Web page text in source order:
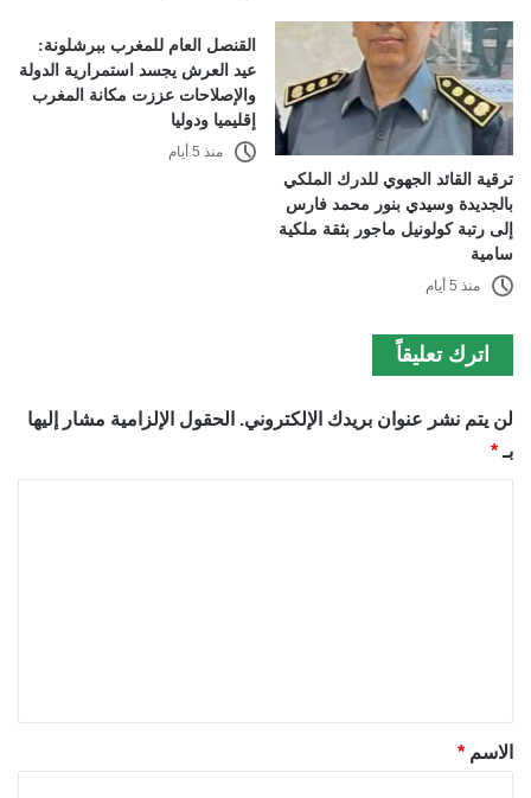
ترقية القائد الجهوي للدرك الملكي
بالجديدة وسيدي بنور محمد فارس
إلى رتبة كولونيل ماجور بثقة ملكية
سامية
منذ 5 أيام
القنصل العام للمغرب ببرشلونة:
عيد العرش يجسد استمرارية الدولة
والإصلاحات عززت مكانة المغرب
إقليميا ودوليا
منذ 5 أيام
اترك تعليقاً
لن يتم نشر عنوان بريدك الإلكتروني. الحقول الإلزامية مشار إليها
بـ*
*الاسم *